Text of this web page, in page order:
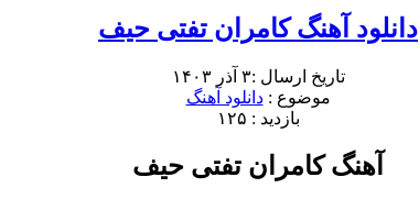
دانلود آهنگ کامران تفتی حیف
تاریخ ارسال :۳ آذر ۱۴۰۳
موضوع :دانلود آهنگ
بازدید : ۱۲۵
آهنگ کامران تفتی حیف